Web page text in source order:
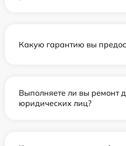
Какую гарантию вы
Выполняете ли вы ремонт
юридических лиц?